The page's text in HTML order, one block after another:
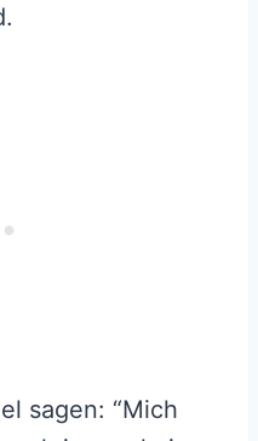
sagen: “Mich